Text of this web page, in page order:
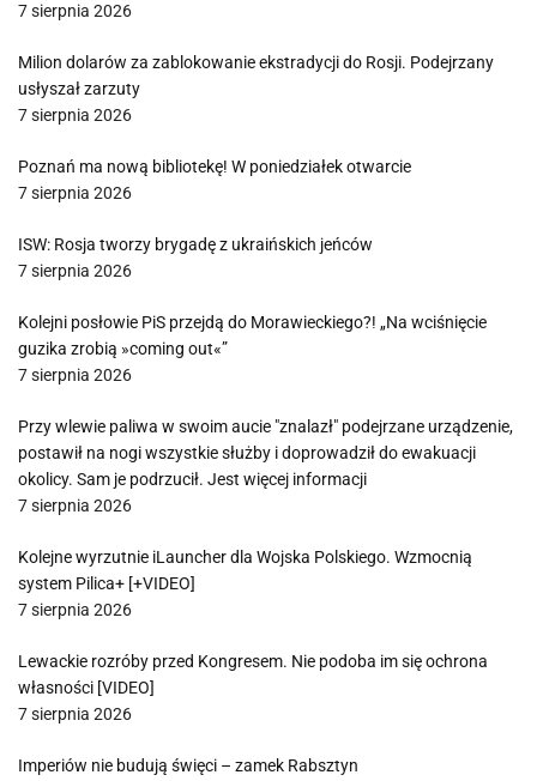
7 sierpnia 2026
Milion dolarów za zablokowanie ekstradycji do Rosji. Podejrzany
usłyszał zarzuty
7 sierpnia 2026
Poznań ma nową bibliotekę! W poniedziałek otwarcie
7 sierpnia 2026
ISW: Rosja tworzy brygadę z ukraińskich jeńców
7 sierpnia 2026
Kolejni posłowie PiS przejdą do Morawieckiego?! „Na wciśnięcie
guzika zrobią »coming out«”
7 sierpnia 2026
Przy wlewie paliwa w swoim aucie "znalazł" podejrzane urządzenie,
postawił na nogi wszystkie służby i doprowadził do ewakuacji
okolicy. Sam je podrzucił. Jest więcej informacji
7 sierpnia 2026
Kolejne wyrzutnie iLauncher dla Wojska Polskiego. Wzmocnią
system Pilica+ [+VIDEO]
7 sierpnia 2026
Lewackie rozróby przed Kongresem. Nie podoba im się ochrona
własności [VIDEO]
7 sierpnia 2026
Imperiów nie budują święci – zamek Rabsztyn